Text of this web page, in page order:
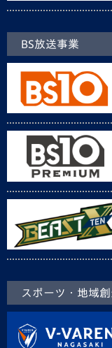
BS放送事業
スポーツ・地域